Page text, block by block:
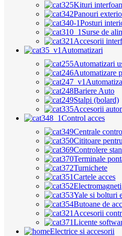
Kituri
Panouri
Posturi
Surse de
Accesorii
Automatizari
Automatizari
Automatizare
Bariere Auto
Stalpi (bolard)
Accesorii
Control acces
Centrale
Cititoare
Controlere
Terminale
Turnichete
Cartele acces
Electromagneti
Yale si bolturi
Butoane de
Accesorii
Licente
Electrice si accesorii